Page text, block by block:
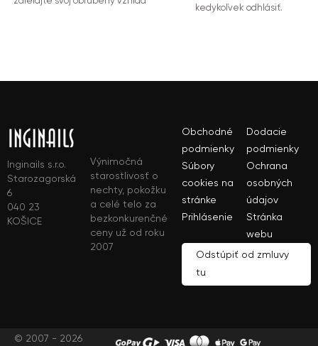
kedykoľvek odhlásiť.
Inginails s.r.o.
Starozagorská
6
040 23
KOŠICE
Výnimočná
starostlivosť o
nechty, pokožku
a celé telo za
bezkonkurenčné
ceny už od roku
2007
Obchodné
podmienky
Dodacie
podmienky
Súbory
cookies na
stránke
Ochrana
osobných
údajov
Prihlásenie
Stránka
webu
Odstúpiť od zmluvy
tu
© 2007 - 2026